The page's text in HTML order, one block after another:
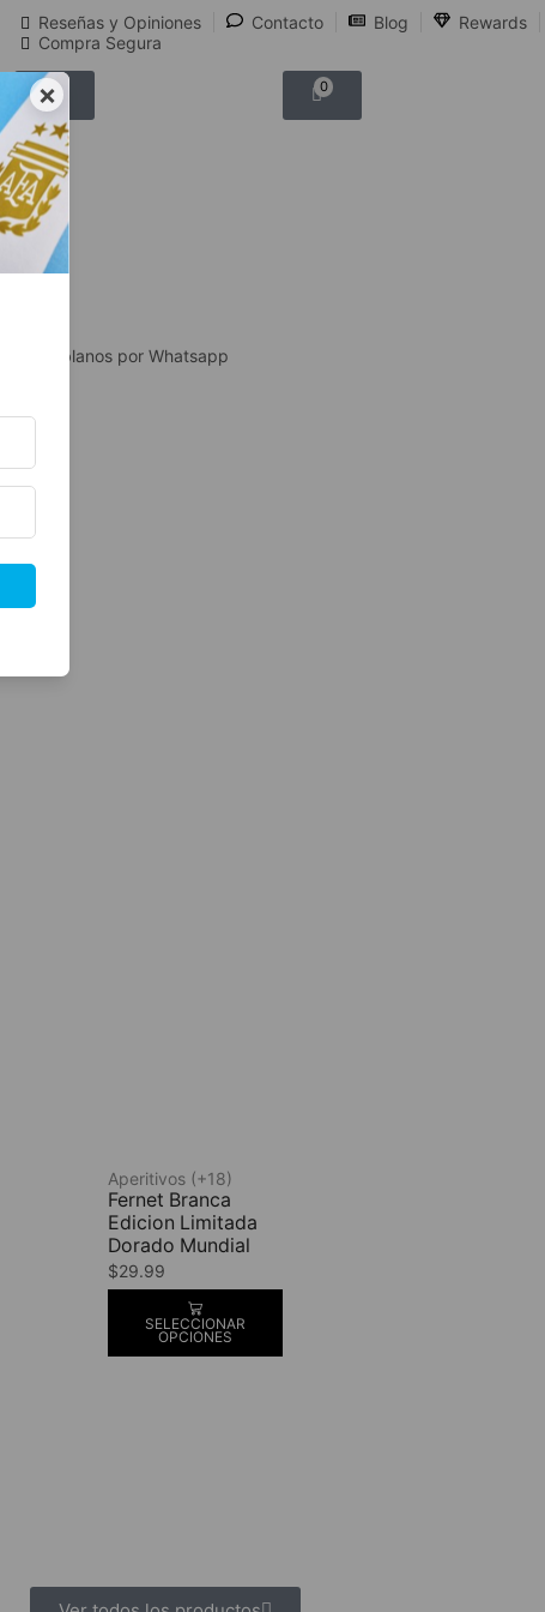
×
Reseñas y Opiniones Contacto Blog
Rewards
Compra Segura
0 0
Hablanos por Whatsapp
Aperitivos (+18)
Fernet Branca
Edicion Limitada
Dorado Mundial
$29.99
SELECCIONAR
OPCIONES